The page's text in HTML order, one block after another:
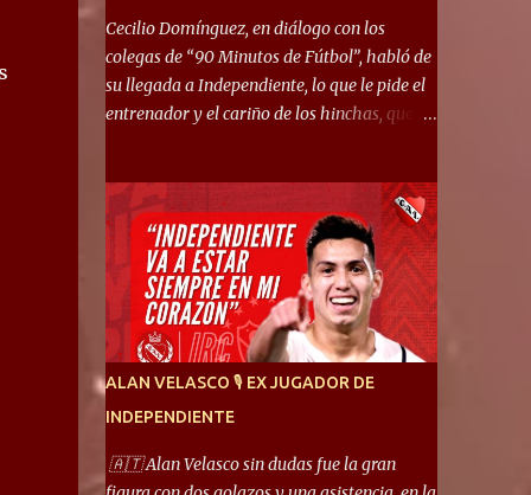
Cecilio Domínguez, en diálogo con los
colegas de “90 Minutos de Fútbol”, habló de
su llegada a Independiente, lo que le pide el
entrenador y el cariño de los hinchas, que se
ayuda a que me adapte rápidamente, soy un
hombre alegre y abierto. Creo que lo estoy
haciendo muy bien. Cuando llegué, llegué a
un Independiente que juega muy dinámico y
me gusta mucho. Me favorece por la forma
de jugar mía y eso también ayudó a que me
adapte”. “Me siento mejor por izquierda,
pero me gusta mucho jugar de 9, y juego sin
problemas por derecha también. Jugar de 9
y de extremo por izquierda es diferente. A mi
me gusta jugar por fuera, porque tengo mas
ALAN VELASCO 🎙 EX JUGADOR DE
INDEPENDIENTE
🇦🇹 Alan Velasco sin dudas fue la gran